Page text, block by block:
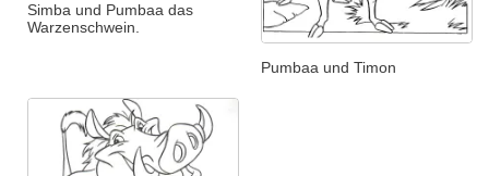
Simba und Pumbaa das
Warzenschwein.
Pumbaa und Timon